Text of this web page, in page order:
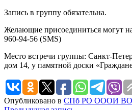
Запись в группу обязательна.
Желающие присоединиться могут
960-94-56 (SMS)
Место встречи группы: Санкт-
дом 14, у памятной доски
Опубликовано в СПб РО ОООИ